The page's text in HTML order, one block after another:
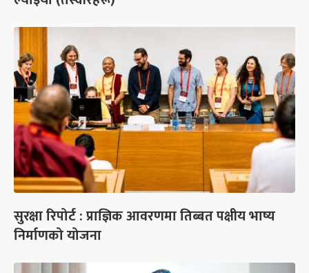
सुरक्षा रिपोर्ट : प्राज्ञिक आवरणमा तिब्बत पक्षीय भाष्य
निर्माणको योजना